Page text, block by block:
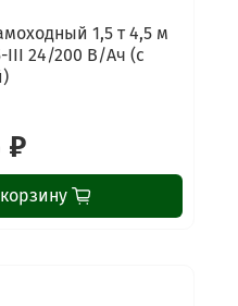
1,5 т 4,5 м
III 24/200 В/Ач (с
₽